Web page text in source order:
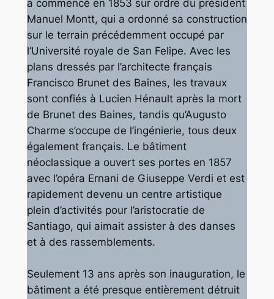
a commencé en 1853 sur ordre du président
Manuel Montt, qui a ordonné sa construction
sur le terrain précédemment occupé par
l’Université royale de San Felipe. Avec les
plans dressés par l’architecte français
Francisco Brunet des Baines, les travaux
sont confiés à Lucien Hénault après la mort
de Brunet des Baines, tandis qu’Augusto
Charme s’occupe de l’ingénierie, tous deux
également français. Le bâtiment
néoclassique a ouvert ses portes en 1857
avec l’opéra Ernani de Giuseppe Verdi et est
rapidement devenu un centre artistique
plein d’activités pour l’aristocratie de
Santiago, qui aimait assister à des danses
et à des rassemblements.
Seulement 13 ans après son inauguration, le
bâtiment a été presque entièrement détruit